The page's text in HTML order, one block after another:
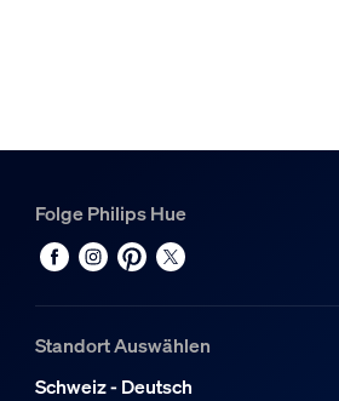
Material
Nutzlebensdauer
Zusatzfunktion/
Folge Philips Hue
Standort Auswählen
Schweiz - Deutsch